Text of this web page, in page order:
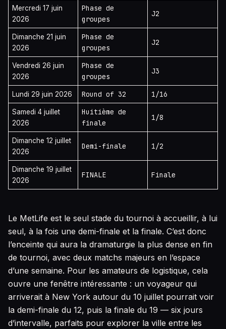
Mercredi 17 juin
2026
Phase de
groupes
J2
Dimanche 21 juin
2026
Phase de
groupes
J2
Vendredi 26 juin
2026
Phase de
groupes
J3
Lundi 29 juin 2026 Round of 32 1/16
Samedi 4 juillet
2026
Huitième de
finale
1/8
Dimanche 12 juillet
2026
Demi-finale 1/2
Dimanche 19 juillet
2026
FINALE Finale
Le MetLife est le seul stade du tournoi à accueillir, à lui
seul, à la fois une demi-finale et la finale. C’est donc
l’enceinte qui aura la dramaturgie la plus dense en fin
de tournoi, avec deux matchs majeurs en l’espace
d’une semaine. Pour les amateurs de logistique, cela
ouvre une fenêtre intéressante : un voyageur qui
arriverait à New York autour du 10 juillet pourrait voir
la demi-finale du 12, puis la finale du 19 — six jours
d’intervalle, parfaits pour explorer la ville entre les